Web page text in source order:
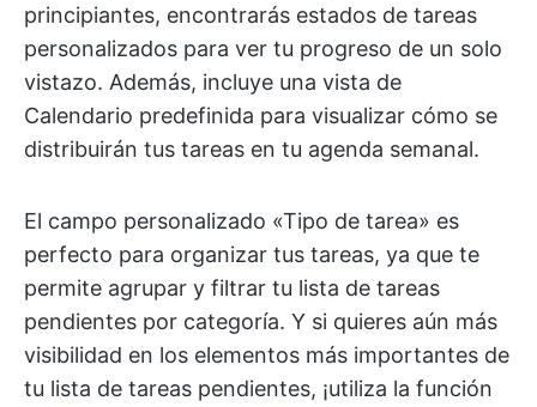
principiantes, encontrarás estados de tareas
personalizados para ver tu progreso de un solo
vistazo. Además, incluye una vista de
Calendario predefinida para visualizar cómo se
distribuirán tus tareas en tu agenda semanal.
El campo personalizado «Tipo de tarea» es
perfecto para organizar tus tareas, ya que te
permite agrupar y filtrar tu lista de tareas
pendientes por categoría. Y si quieres aún más
visibilidad en los elementos más importantes de
tu lista de tareas pendientes, ¡utiliza la función